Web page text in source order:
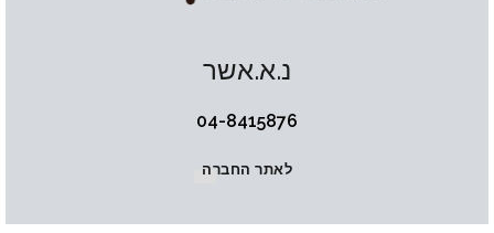
נ.א.אשר
04-8415876
לאתר החברה